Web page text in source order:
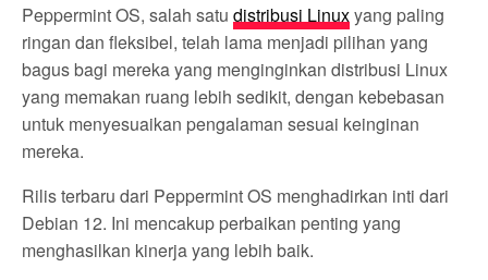
Peppermint OS, salah satudistribusi Linuxyang paling
ringan dan fleksibel, telah lama menjadi pilihan yang
bagus bagi mereka yang menginginkan distribusi Linux
yang memakan ruang lebih sedikit, dengan kebebasan
untuk menyesuaikan pengalaman sesuai keinginan
mereka.
Rilis terbaru dari Peppermint OS menghadirkan inti dari
Debian 12. Ini mencakup perbaikan penting yang
menghasilkan kinerja yang lebih baik.